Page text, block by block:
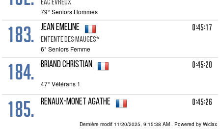
Eac Evreux
79° Seniors Hommes
183. JEAN Emeline
Entente Des Mauges*
0:45:17
6° Seniors Femme
184. BRIAND Christian 0:45:20
47° Vétérans 1
185. RENAUX-MONET Agathe 0:45:26
7° Seniors FemmeDernière modif 11/20/2025, 9:15:38 AM . Powered by Wiclax